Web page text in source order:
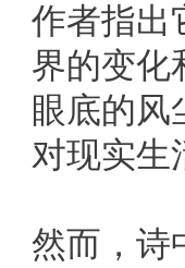
作者指出
界的变化
眼底的风
对现实生
然而，诗